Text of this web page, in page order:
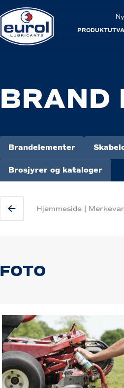
BRAND
Brandelementer
Brosjyrer og kataloger
Hjemmeside
FOTO